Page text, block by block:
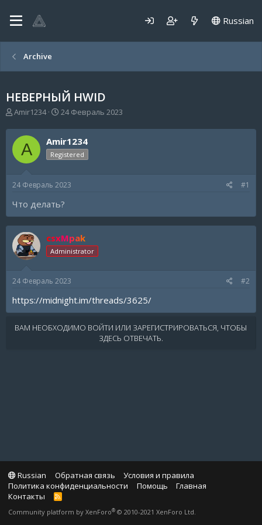
Russian
Archive
НЕВЕРНЫЙ HWID
А
т
о
р
т
м
Amir1234
Д
т
а
н
а
а
24 Февраль 2023
A Amir1234
Registered
24 Февраль 2023 #1
Что делать?
csxMpak
Administrator
24 Февраль 2023 #2
https://midnight.im/threads/3625/
ВАМ НЕОБХОДИМО ВОЙТИ ИЛИ ЗАРЕГИСТРИРОВАТЬСЯ, ЧТОБЫ
ЗДЕСЬ ОТВЕЧАТЬ.
Russian Обратная связь
Условия и правила
Политика конфиденциальности
Помощь
Главная
Контакты
R
S
Community platform by XenForo® © 2010-2021 XenForo Ltd.